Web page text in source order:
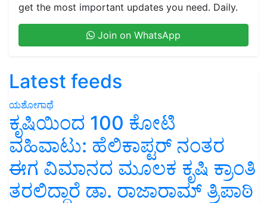
get the most important updates you need. Daily.
Join on WhatsApp
Latest feeds
ಯಶೋಗಾಥೆ
ಕೃಷಿಯಿಂದ 100 ಕೋಟಿ
ವಹಿವಾಟು: ಹೆಲಿಕಾಪ್ಟರ್ ನಂತರ
ಈಗ ವಿಮಾನದ ಮೂಲಕ ಕೃಷಿ ಕ್ರಾಂತಿ
ತರಲಿದ್ದಾರೆ ಡಾ. ರಾಜಾರಾಮ್ ತ್ರಿಪಾಠಿ